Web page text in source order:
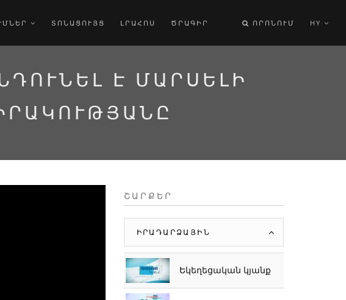
ՏՈՆԱՑՈՒՅՑ ԼՐԱՀՈՍ ԾՐԱԳԻՐ ՈՐՈՆՈՒՄ HY
Է ՄԱՐՍԵԼԻ
ՇԱՐՔԵՐ
ԻՐԱԴԱՐՁԱՅԻՆ
Եկեղեցական կյանք